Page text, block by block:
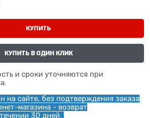
КУПИТЬ
КУПИТЬ В ОДИН КЛИК
и сроки уточняются при
на сайте, без подтверждения заказа
магазина - возврат
30 дней.